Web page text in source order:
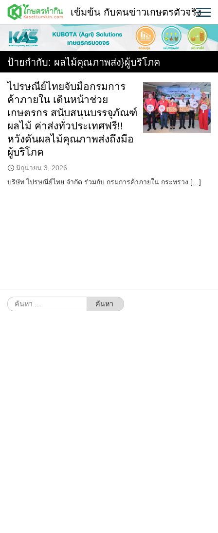
Skip
content
พืช
หน้าแรก
แวดวงเกษตร
ใคร ทำอะไร ที่ไหน
สถานีข่าววันนี้
เข้มข้น กับคนข่าวเกษตรตัวจริง
ป้ายกำกับ: ผลไม้คุณภาพส่ง}ผู้บริโภค
ไปรษณีย์ไทยจับมือกรมการ
ค้าภายใน เดินหน้าช่วย
เกษตรกร สนับสนุนบรรจุภัณฑ์
ผลไม้ ค่าส่งทั่วประเทศฟรี!!
หวังดันผลไม้คุณภาพส่งถึงมือ
ผู้บริโภค
มิถุนายน 3, 2026
บริษัท ไปรษณีย์ไทย จำกัด ร่วมกับ กรมการค้าภายใน กระทรวง […]
ค้นหา
สำหรับ: